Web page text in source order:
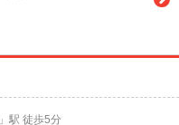
」駅 徒歩5分